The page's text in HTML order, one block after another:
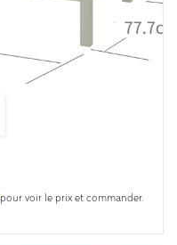
pour voir le prix et commander.